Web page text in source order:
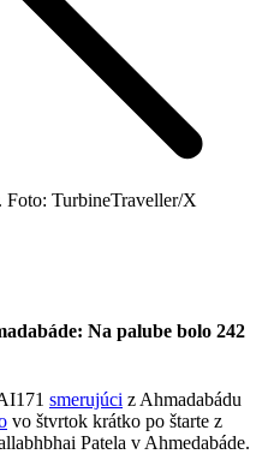
Foto: TurbineTraveller/X
Na palube bolo 242
smerujúci z Ahmadabádu
vo štvrtok krátko po štarte z
Patela v Ahmedabáde.